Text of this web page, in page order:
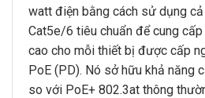
watt điện bằng cách sử dụng
Cat5e/6 tiêu chuẩn để cung
cao cho mỗi thiết bị được cấp
PoE (PD). Nó sở hữu khả năng
so với PoE+ 802.3at thông